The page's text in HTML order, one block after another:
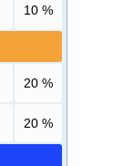
10 %
20 %
20 %